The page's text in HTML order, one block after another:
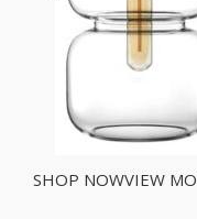
SHOP NOWVIEW